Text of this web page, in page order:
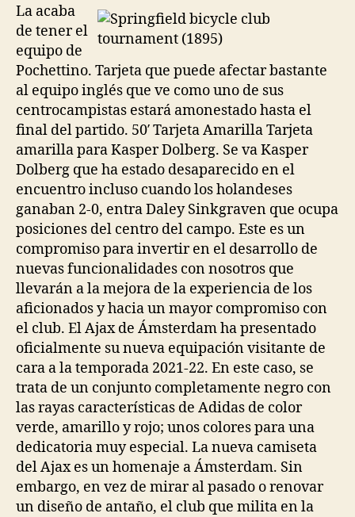
La acaba
de tener el
equipo de
Pochettino. Tarjeta que puede afectar bastante
al equipo inglés que ve como uno de sus
centrocampistas estará amonestado hasta el
final del partido. 50′ Tarjeta Amarilla Tarjeta
amarilla para Kasper Dolberg. Se va Kasper
Dolberg que ha estado desaparecido en el
encuentro incluso cuando los holandeses
ganaban 2-0, entra Daley Sinkgraven que ocupa
posiciones del centro del campo. Este es un
compromiso para invertir en el desarrollo de
nuevas funcionalidades con nosotros que
llevarán a la mejora de la experiencia de los
aficionados y hacia un mayor compromiso con
el club. El Ajax de Ámsterdam ha presentado
oficialmente su nueva equipación visitante de
cara a la temporada 2021-22. En este caso, se
trata de un conjunto completamente negro con
las rayas características de Adidas de color
verde, amarillo y rojo; unos colores para una
dedicatoria muy especial. La nueva camiseta
del Ajax es un homenaje a Ámsterdam. Sin
embargo, en vez de mirar al pasado o renovar
un diseño de antaño, el club que milita en la